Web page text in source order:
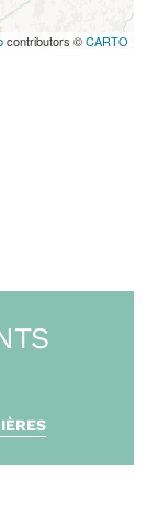
contributors ©CARTO